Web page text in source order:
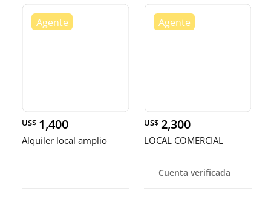
US$ 1,400
Alquiler local amplio
US$ 2,300
LOCAL COMERCIAL
Cuenta verificada